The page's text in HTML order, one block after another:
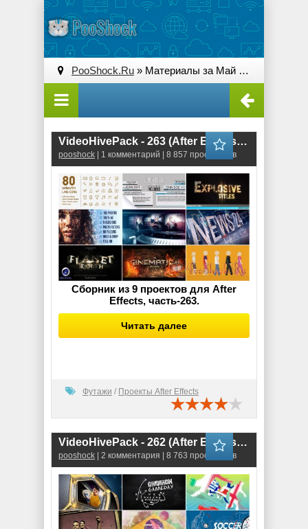
PooShock.Ru » Материалы за Май 2016 года
VideoHivePack - 263 (After Effects Projects Pack)
pooshock | 1 комментарий | 8 857 просмотров
Сборник из 9 проектов для After
Effects, часть-263.
Читать далее
Футажи / Проекты After Effects
VideoHivePack - 262 (After Effects Projects Pack)
pooshock | 2 комментария | 8 763 просмотров